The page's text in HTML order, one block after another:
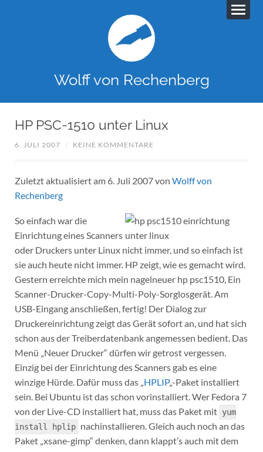
Wolff von Rechenberg
HP PSC-1510 unter Linux
6. JULI 2007 / KEINE KOMMENTARE
Zuletzt aktualisiert am 6. Juli 2007 von Wolff von
Rechenberg
So einfach war die
Einrichtung eines Scanners
oder Druckers unter Linux nicht immer, und so einfach ist
sie auch heute nicht immer. HP zeigt, wie es gemacht wird.
Gestern erreichte mich mein nagelneuer hp psc1510, Ein
Scanner-Drucker-Copy-Multi-Poly-Sorglosgerät. Am
USB-Eingang anschließen, fertig! Der Dialog zur
Druckereinrichtung zeigt das Gerät sofort an, und hat sich
schon aus der Treiberdatenbank angemessen bedient. Das
Menü „Neuer Drucker“ dürfen wir getrost vergessen.
Einzig bei der Einrichtung des Scanners gab es eine
winzige Hürde. Dafür muss das „HPLIP„-Paket installiert
sein. Bei Ubuntu ist das schon vorinstalliert. Wer Fedora 7
von der Live-CD installiert hat, muss das Paket mit yum
install hplip nachinstallieren. Gleich auch noch an das
Paket „xsane-gimp“ denken, dann klappt’s auch mit dem